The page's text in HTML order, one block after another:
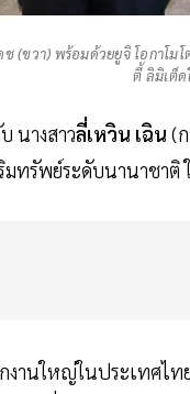
(ขวา) พร้อมด้วยยูจิ โอกาโม
ตี้ ลิมิเต็ด
นางสาวลี่เหวิน เฉิน (
ทรัพย์ระดับนานาชาติ
านใหญ่ในประเทศไท